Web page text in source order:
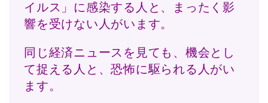
イルス」に感染する人と、まったく影
響を受けない人がいます。
同じ経済ニュースを見ても、機会とし
て捉える人と、恐怖に駆られる人がい
ます。